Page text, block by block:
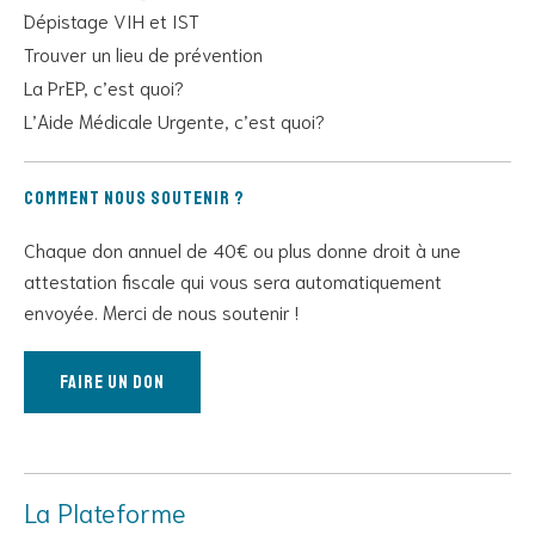
Dépistage VIH et IST
Trouver un lieu de prévention
La PrEP, c’est quoi?
L’Aide Médicale Urgente, c’est quoi?
Comment nous soutenir ?
Chaque don annuel de 40€ ou plus donne droit à une
attestation fiscale qui vous sera automatiquement
envoyée. Merci de nous soutenir !
Faire un don
La Plateforme